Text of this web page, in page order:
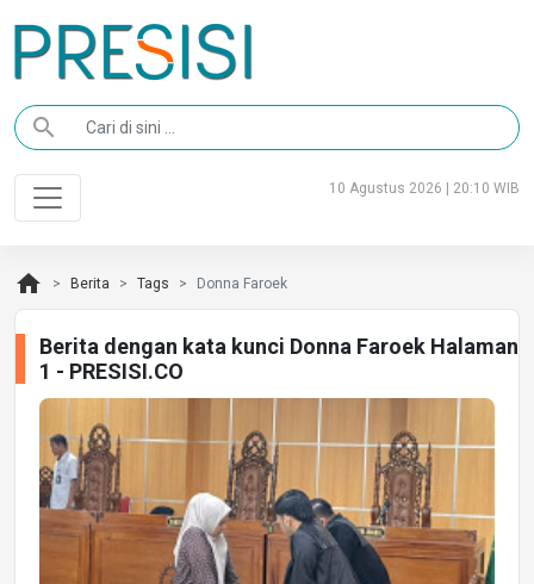
search
10 Agustus 2026 | 20:10 WIB
home Berita Tags Donna Faroek
Berita dengan kata kunci Donna Faroek Halaman
1 - PRESISI.CO